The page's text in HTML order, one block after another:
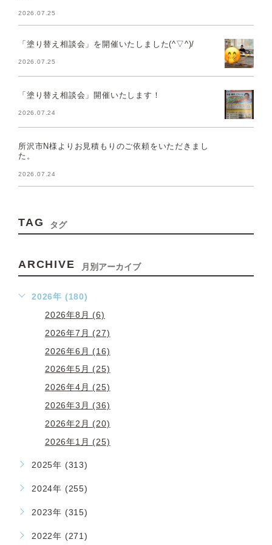
2026.07.25
「塗り替え相談会」を開催いたしました(^▽^)/
2026.07.25
「塗り替え相談会」開催いたします！
2026.07.24
所沢市N様よりお見積もりのご依頼をいただきまし
た。
2026.07.24
TAG タグ
ARCHIVE 月別アーカイブ
2026年 (180)
2026年8月 (6)
2026年7月 (27)
2026年6月 (16)
2026年5月 (25)
2026年4月 (25)
2026年3月 (36)
2026年2月 (20)
2026年1月 (25)
2025年 (313)
2024年 (255)
2023年 (315)
2022年 (271)